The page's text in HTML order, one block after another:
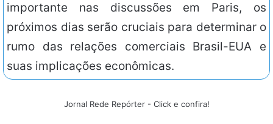
importante nas discussões em Paris, os
próximos dias serão cruciais para determinar o
rumo das relações comerciais Brasil-EUA e
suas implicações econômicas.
Jornal Rede Repórter - Click e confira!